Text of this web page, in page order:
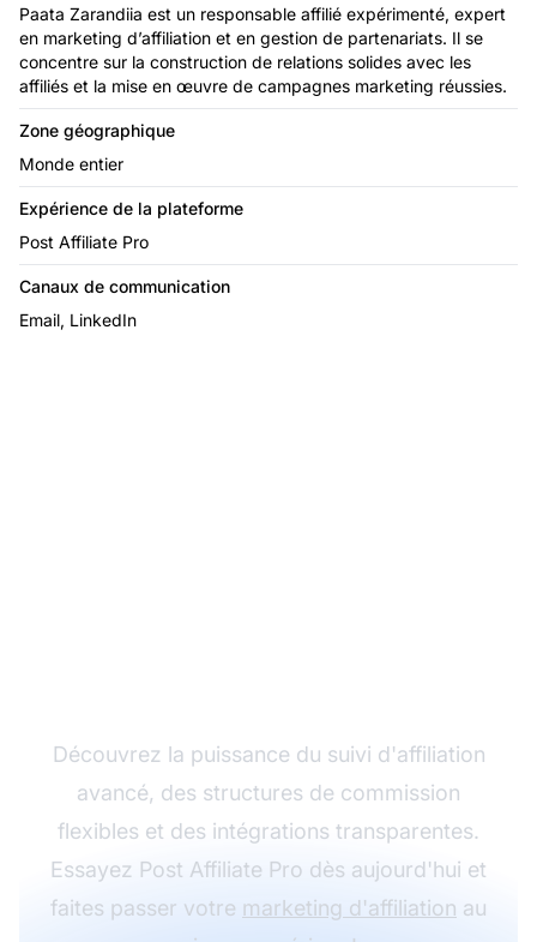
Paata Zarandiia est un responsable affilié expérimenté, expert
en marketing d’affiliation et en gestion de partenariats. Il se
concentre sur la construction de relations solides avec les
affiliés et la mise en œuvre de campagnes marketing réussies.
Zone géographique
Monde entier
Expérience de la plateforme
Post Affiliate Pro
Canaux de communication
Email, LinkedIn
Découvrez la puissance du suivi d'affiliation
avancé, des structures de commission
flexibles et des intégrations transparentes.
Essayez Post Affiliate Pro dès aujourd'hui et
faites passer votre marketing d'affiliation au